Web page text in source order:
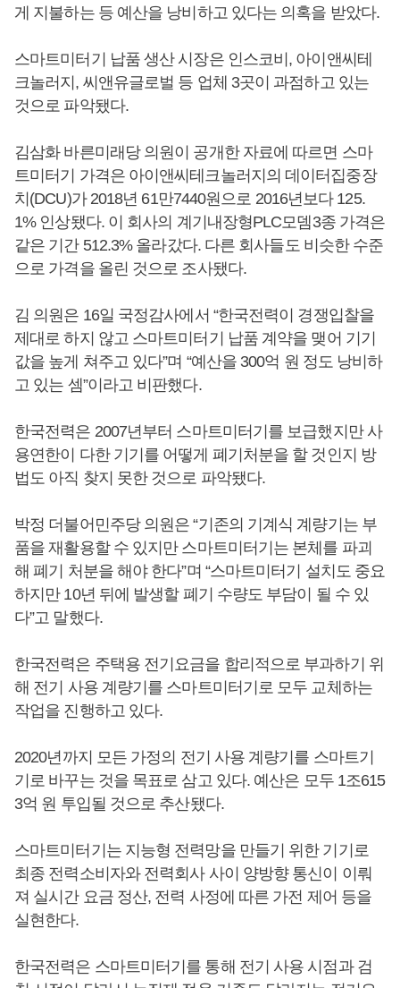
게 지불하는 등 예산을 낭비하고 있다는 의혹을 받았다.
스마트미터기 납품 생산 시장은 인스코비, 아이앤씨테
크놀러지, 씨앤유글로벌 등 업체 3곳이 과점하고 있는
것으로 파악됐다.
김삼화 바른미래당 의원이 공개한 자료에 따르면 스마
트미터기 가격은 아이앤씨테크놀러지의 데이터집중장
치(DCU)가 2018년 61만7440원으로 2016년보다 125.
1% 인상됐다. 이 회사의 계기내장형PLC모뎀3종 가격은
같은 기간 512.3% 올라갔다. 다른 회사들도 비슷한 수준
으로 가격을 올린 것으로 조사됐다.
김 의원은 16일 국정감사에서 “한국전력이 경쟁입찰을
제대로 하지 않고 스마트미터기 납품 계약을 맺어 기기
값을 높게 쳐주고 있다”며 “예산을 300억 원 정도 낭비하
고 있는 셈”이라고 비판했다.
한국전력은 2007년부터 스마트미터기를 보급했지만 사
용연한이 다한 기기를 어떻게 폐기처분을 할 것인지 방
법도 아직 찾지 못한 것으로 파악됐다.
박정 더불어민주당 의원은 “기존의 기계식 계량기는 부
품을 재활용할 수 있지만 스마트미터기는 본체를 파괴
해 폐기 처분을 해야 한다”며 “스마트미터기 설치도 중요
하지만 10년 뒤에 발생할 폐기 수량도 부담이 될 수 있
다”고 말했다.
한국전력은 주택용 전기요금을 합리적으로 부과하기 위
해 전기 사용 계량기를 스마트미터기로 모두 교체하는
작업을 진행하고 있다.
2020년까지 모든 가정의 전기 사용 계량기를 스마트기
기로 바꾸는 것을 목표로 삼고 있다. 예산은 모두 1조615
3억 원 투입될 것으로 추산됐다.
스마트미터기는 지능형 전력망을 만들기 위한 기기로
최종 전력소비자와 전력회사 사이 양방향 통신이 이뤄
져 실시간 요금 정산, 전력 사정에 따른 가전 제어 등을
실현한다.
한국전력은 스마트미터기를 통해 전기 사용 시점과 검